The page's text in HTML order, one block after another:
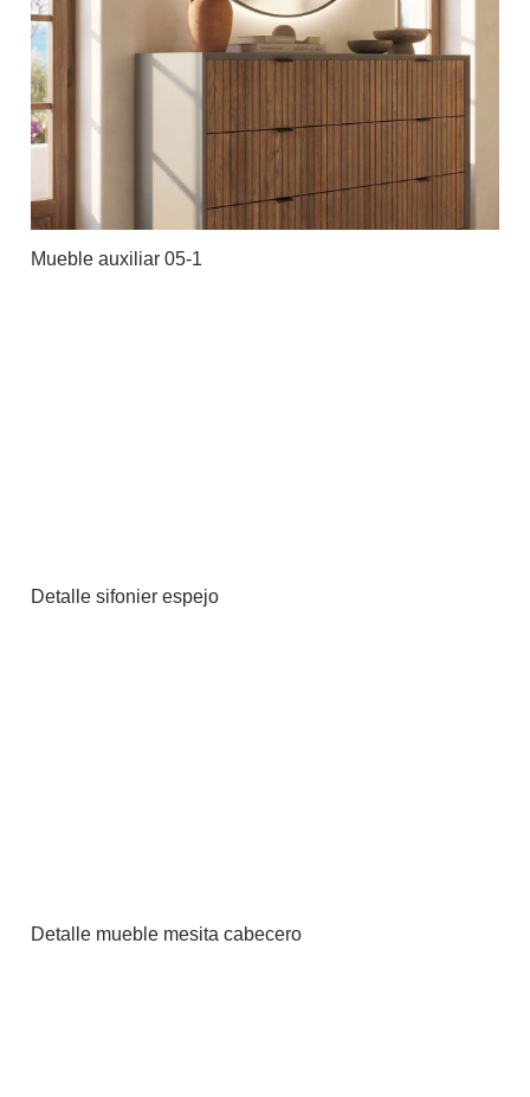
Mueble auxiliar 05-1
Detalle sifonier espejo
Detalle mueble mesita cabecero